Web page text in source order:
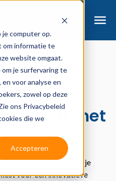
je computer op.
om informatie te
website omgaat.
je surfervaring te
voor analyse en
zowel op deze
ons Privacybeleid
die we
Accepteren
met
zonder extra druk op je
voor een innovatieve